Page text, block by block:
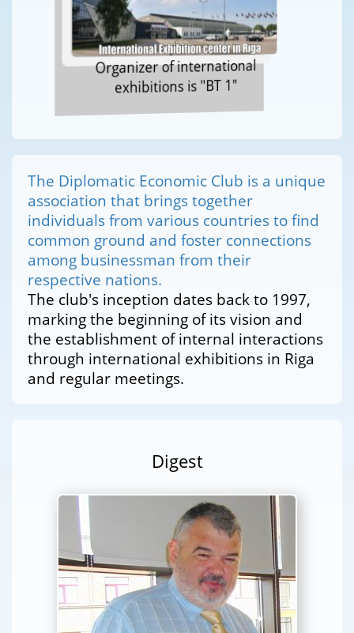
Organizer of international
exhibitions is "BT 1"
The Diplomatic Economic Club is a unique
association that brings together
individuals from various countries to find
common ground and foster connections
among businessman from their
respective nations.
The club's inception dates back to 1997,
marking the beginning of its vision and
the establishment of internal interactions
through international exhibitions in Riga
and regular meetings.
Digest